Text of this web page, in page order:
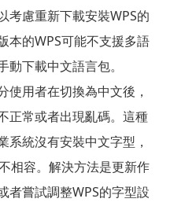
考慮重新下載安裝WPS的
本的WPS可能不支援多語
下載中文語言包。
使用者在切換為中文後，
正常或者出現亂碼。這種
系統沒有安裝中文字型，
相容。解決方法是更新作
者嘗試調整WPS的字型設